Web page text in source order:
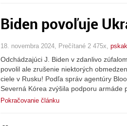
Biden povoľuje
18. novembra 2024, Prečítané 2 475x,
Odchádzajúci J. Biden v zdanlivo
povolil ale zrušenie niektorých
ciele v Rusku! Podľa správ agentúry
Severná Kórea zvýšila podporu
Pokračovanie článku